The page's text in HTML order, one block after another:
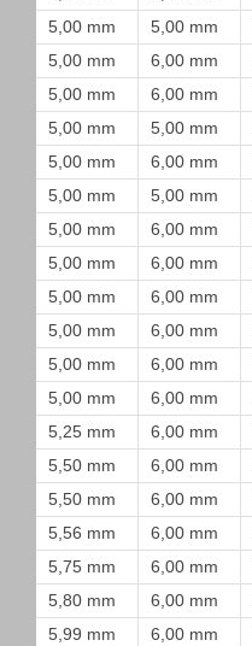
5,00 mm
5,00 mm
5,00 mm
6,00 mm
5,00 mm
6,00 mm
5,00 mm
5,00 mm
5,00 mm
6,00 mm
5,00 mm
5,00 mm
5,00 mm
6,00 mm
5,00 mm
6,00 mm
5,00 mm
6,00 mm
5,00 mm
6,00 mm
5,00 mm
6,00 mm
5,00 mm
6,00 mm
5,25 mm
6,00 mm
5,50 mm
6,00 mm
5,50 mm
6,00 mm
5,56 mm
6,00 mm
5,75 mm
6,00 mm
5,80 mm
6,00 mm
5,99 mm
6,00 mm